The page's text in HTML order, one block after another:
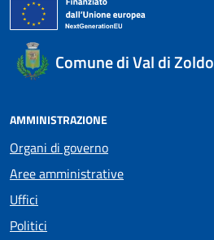
Comune di Val di Zoldo
AMMINISTRAZIONE
Organi di governo
Aree amministrative
Uffici
Politici